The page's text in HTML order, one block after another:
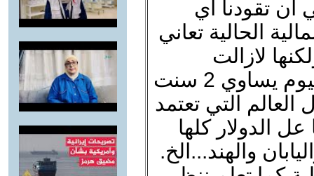
أن تقودنا أي
الحالية تعاني
لازالت
حية.أما بالنسبة لقولك أن دولار اليوم يساوي 2 سنت
التي تعتمد
الدولار كلها
والهند...الخ.